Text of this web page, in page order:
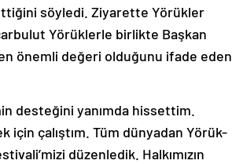
söyledi. Ziyarette Yörükler
Yörüklerle birlikte Başkan
en önemli değeri olduğunu ifade eden
desteğini yanımda hissettim.
için çalıştım. Tüm dünyadan Yörük-
düzenledik. Halkımızın